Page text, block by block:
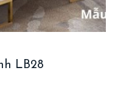
LB28